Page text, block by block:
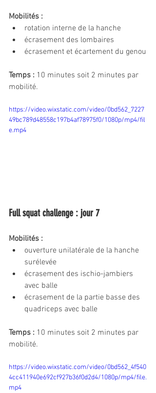
Mobilités :
rotation interne de la hanche
écrasement des lombaires
écrasement et écartement du genou
Temps : 10 minutes soit 2 minutes par
mobilité.
https://video.wixstatic.com/video/0bd562_7227
49bc789d48558c197b4af78975f0/1080p/mp4/fil
e.mp4
Full squat challenge : jour 7
Mobilités :
ouverture unilatérale de la hanche
surélevée
écrasement des ischio-jambiers
avec balle
écrasement de la partie basse des
quadriceps avec balle
Temps : 10 minutes soit 2 minutes par
mobilité.
https://video.wixstatic.com/video/0bd562_4f540
4cc411940e692cf927b36f0d2d4/1080p/mp4/file.
mp4